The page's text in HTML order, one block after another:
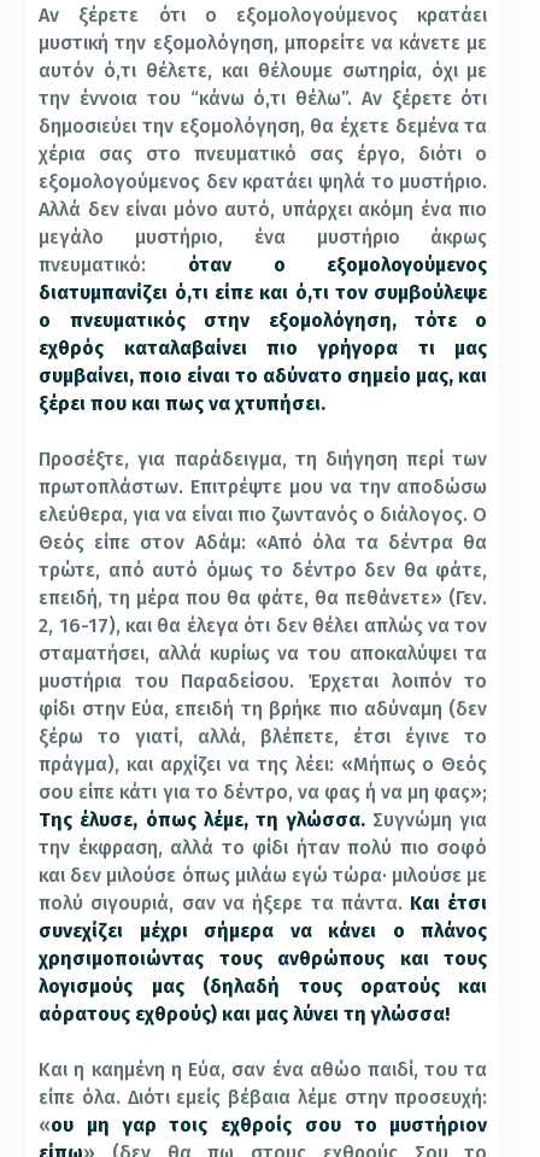
Αν ξέρετε ότι ο εξομολογούμενος κρατάει
μυστική την εξομολόγηση, μπορείτε να κάνετε με
αυτόν ό,τι θέλετε, και θέλουμε σωτηρία, όχι με
την έννοια του “κάνω ό,τι θέλω”. Αν ξέρετε ότι
δημοσιεύει την εξομολόγηση, θα έχετε δεμένα τα
χέρια σας στο πνευματικό σας έργο, διότι ο
εξομολογούμενος δεν κρατάει ψηλά το μυστήριο.
Αλλά δεν είναι μόνο αυτό, υπάρχει ακόμη ένα πιο
μεγάλο μυστήριο, ένα μυστήριο άκρως
πνευματικό: όταν ο εξομολογούμενος
διατυμπανίζει ό,τι είπε και ό,τι τον συμβούλεψε
ο πνευματικός στην εξομολόγηση, τότε ο
εχθρός καταλαβαίνει πιο γρήγορα τι μας
συμβαίνει, ποιο είναι το αδύνατο σημείο μας, και
ξέρει που και πως να χτυπήσει.
Προσέξτε, για παράδειγμα, τη διήγηση περί των
πρωτοπλάστων. Επιτρέψτε μου να την αποδώσω
ελεύθερα, για να είναι πιο ζωντανός ο διάλογος. Ο
Θεός είπε στον Αδάμ: «Από όλα τα δέντρα θα
τρώτε, από αυτό όμως το δέντρο δεν θα φάτε,
επειδή, τη μέρα που θα φάτε, θα πεθάνετε» (Γεν.
2, 16-17), και θα έλεγα ότι δεν θέλει απλώς να τον
σταματήσει, αλλά κυρίως να του αποκαλύψει τα
μυστήρια του Παραδείσου. Έρχεται λοιπόν το
φίδι στην Εύα, επειδή τη βρήκε πιο αδύναμη (δεν
ξέρω το γιατί, αλλά, βλέπετε, έτσι έγινε το
πράγμα), και αρχίζει να της λέει: «Μήπως ο Θεός
σου είπε κάτι για το δέντρο, να φας ή να μη φας»;
Της έλυσε, όπως λέμε, τη γλώσσα.Συγνώμη για
την έκφραση, αλλά το φίδι ήταν πολύ πιο σοφό
και δεν μιλούσε όπως μιλάω εγώ τώρα· μιλούσε με
πολύ σιγουριά, σαν να ήξερε τα πάντα. Και έτσι
συνεχίζει μέχρι σήμερα να κάνει ο πλάνος
χρησιμοποιώντας τους ανθρώπους και τους
λογισμούς μας (δηλαδή τους ορατούς και
αόρατους εχθρούς) και μας λύνει τη γλώσσα!
Και η καημένη η Εύα, σαν ένα αθώο παιδί, του τα
είπε όλα. Διότι εμείς βέβαια λέμε στην προσευχή:
«ου μη γαρ τοις εχθροίς σου το μυστήριον
είπω» (δεν θα πω στους εχθρούς Σου το